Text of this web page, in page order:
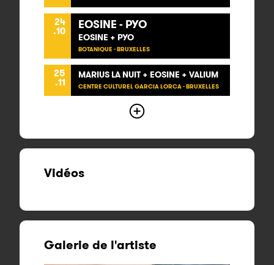
24
.10 EOSINE - PYO
EOSINE + PYO
BOTANIQUE - BRUXELLES
25
.11
MARIUS LA NUIT + EOSINE + VALIUM
CENTRE CULTUREL GARCIA LORCA - BRUXELLES
Vidéos
Galerie de l'artiste